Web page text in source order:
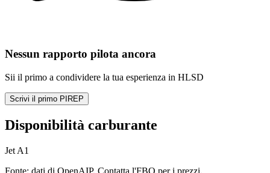
Nessun rapporto pilota ancora
Sii il primo a condividere la tua esperienza in HLSD
Scrivi il primo PIREP
Disponibilità carburante
Jet A1
Fonte: dati di OpenAIP. Contatta l'FBO per i prezzi.